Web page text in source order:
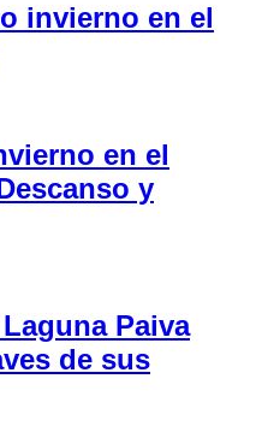
invierno en el
en el
y
Paiva
de sus